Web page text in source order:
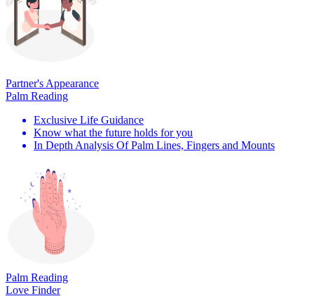
Partner's Appearance
Palm Reading
Exclusive Life Guidance
Know what the future holds for you
In Depth Analysis Of Palm Lines, Fingers and Mounts
Palm Reading
Love Finder